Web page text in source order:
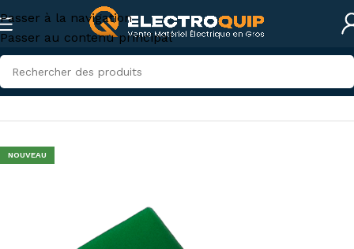
Passer à la navigation
Passer au contenu principal
Accueil/Accessoires et outillage/accessoires-tunisie
NOUVEAU